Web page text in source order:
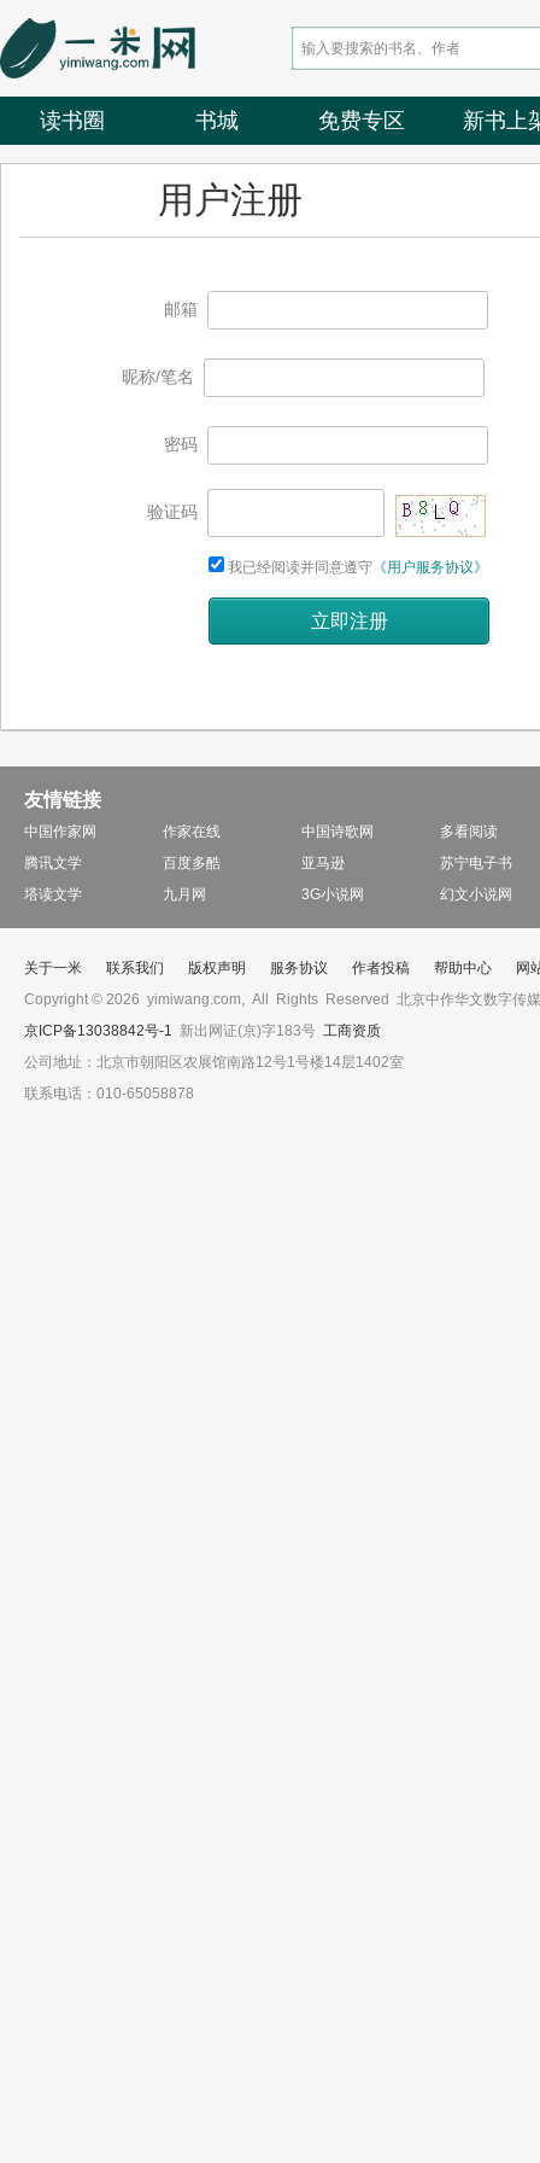
读书圈 书城 免费专区 新书上
用户注册
邮箱
昵称/笔名
密码
验证码
我已经阅读并同意遵守 《用户服务协议》
立即注册
友情链接
中国作家网 作家在线 中国诗歌网
多看阅读
腾讯文学
百度多酷 亚马逊
苏宁电子书
塔读文学
九月网 3G小说网 幻文小说网
关于一米 联系我们 版权声明 服务协议 作者投稿 帮助中心
网
Copyright © 2026 yimiwang.com, All Rights Reserved 北京中作华文数字传
京ICP备13038842号-1 新出网证(京)字183号 工商资质
公司地址：北京市朝阳区农展馆南路12号1号楼14层1402室
联系电话：010-65058878